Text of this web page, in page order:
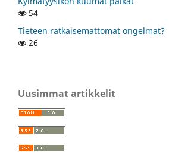
54
Tieteen ratkaisemattomat ongelmat?
26
Uusimmat artikkelit